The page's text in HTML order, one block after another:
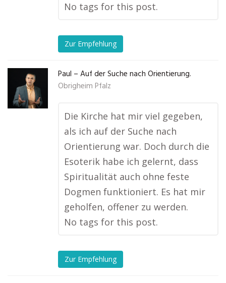
No tags for this post.
Zur Empfehlung
Paul – Auf der Suche nach Orientierung.
Obrigheim Pfalz
Die Kirche hat mir viel gegeben,
als ich auf der Suche nach
Orientierung war. Doch durch die
Esoterik habe ich gelernt, dass
Spiritualität auch ohne feste
Dogmen funktioniert. Es hat mir
geholfen, offener zu werden.
No tags for this post.
Zur Empfehlung